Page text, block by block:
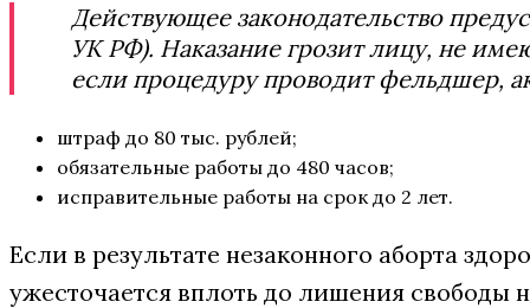
Действующее законодательство
УК РФ). Наказание грозит лицу, не
если процедуру проводит фельдшер,
штраф до 80 тыс. рублей;
обязательные работы до 480 часов;
исправительные работы на срок до 2 лет.
Если в результате незаконного аборта
ужесточается вплоть до лишения свободы